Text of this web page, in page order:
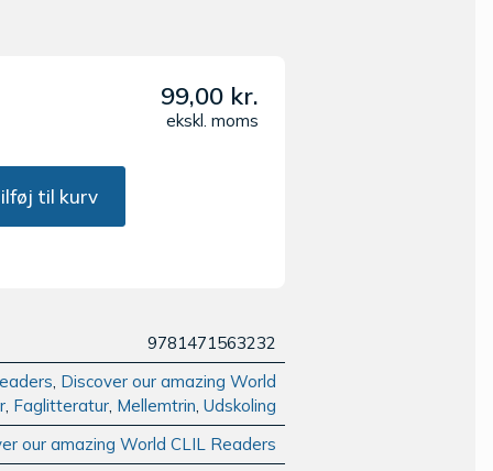
99,00 kr.
ekskl. moms
til kurv
9781471563232
, Discover our amazing World
, Faglitteratur, Mellemtrin, Udskoling
our amazing World CLIL Readers